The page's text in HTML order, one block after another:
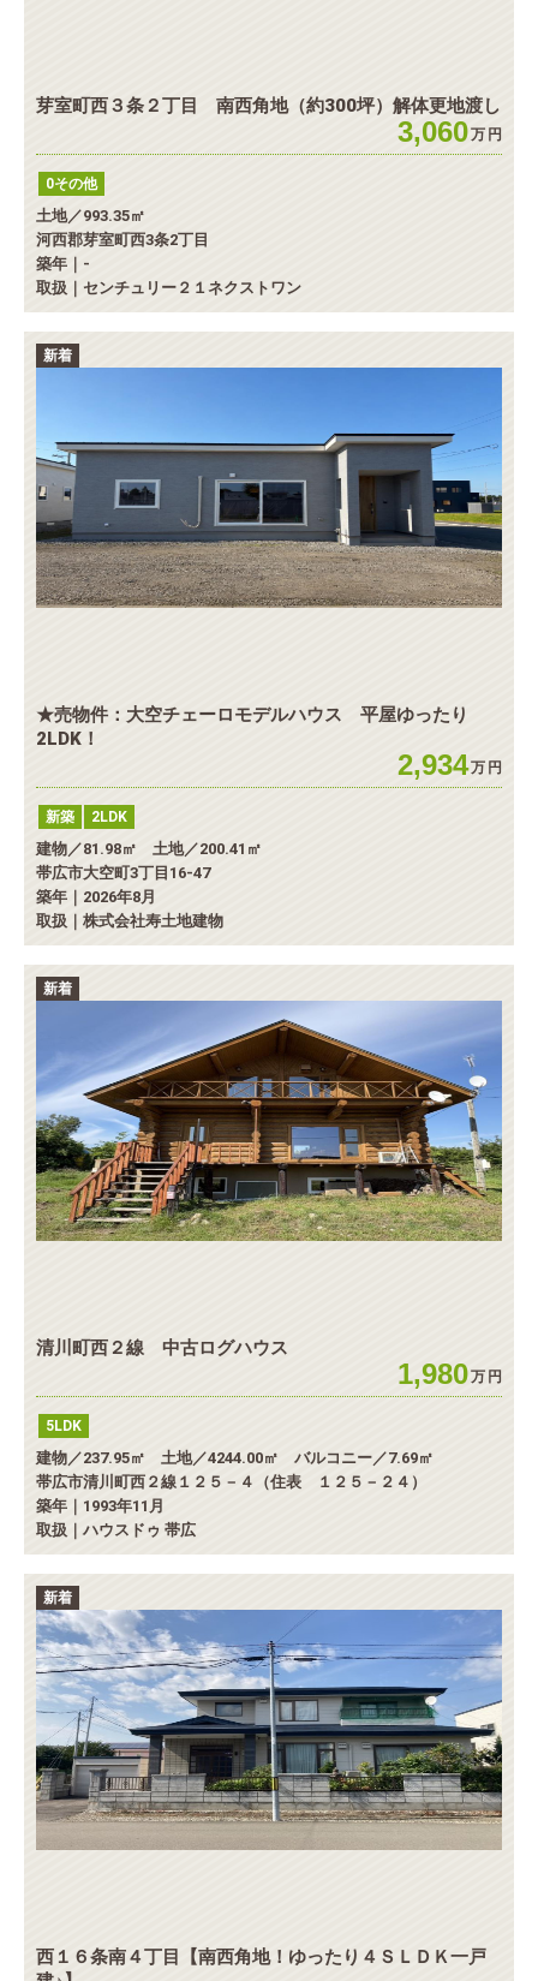
芽室町西３条２丁目 南西角地（約300坪）解体更地渡し
3,060万 円
0その他
土地／993.35㎡
河西郡芽室町西3条2丁目
築年｜-
取扱｜センチュリー２１ネクストワン
新着
★売物件：大空チェーロモデルハウス 平屋ゆったり
2LDK！
2,934万 円
新築 2LDK
建物／81.98㎡ 土地／200.41㎡
帯広市大空町3丁目16-47
築年｜2026年8月
取扱｜株式会社寿土地建物
新着
清川町西２線 中古ログハウス
1,980万 円
5LDK
建物／237.95㎡ 土地／4244.00㎡ バルコニー／7.69㎡
帯広市清川町西２線１２５－４（住表 １２５－２４）
築年｜1993年11月
取扱｜ハウスドゥ 帯広
新着
西１６条南４丁目【南西角地！ゆったり４ＳＬＤＫ一戸